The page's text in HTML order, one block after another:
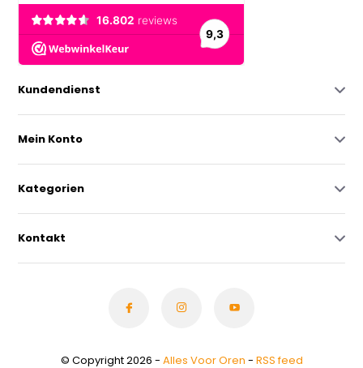
Kundendienst
Mein Konto
Kategorien
Kontakt
© Copyright 2026 - Alles Voor Oren - RSS feed